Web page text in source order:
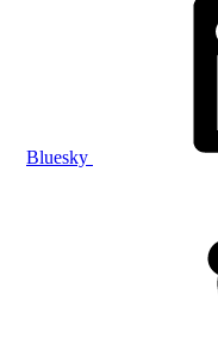
Bluesky